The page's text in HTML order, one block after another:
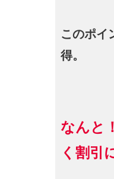
このポイ
得。
なんと
く割引